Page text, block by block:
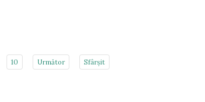
10 Următor
Sfârșit